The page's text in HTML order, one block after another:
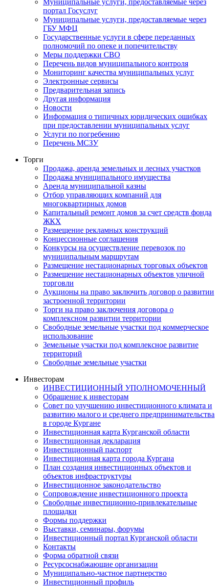
Муниципальные услуги, предоставляемые через
портал Госуслуг
Муниципальные услуги, предоставляемые через
ГБУ МФЦ
Государственные услуги в сфере переданных
полномочий по опеке и попечительству
Меры поддержки СВО
Перечень видов муниципального контроля
Мониторинг качества муниципальных услуг
Электронные сервисы
Предварительная запись
Другая информация
Новости
Информация о типичных юридических ошибках
при предоставлении муниципальных услуг
Услуги по погребению
Перечень МСЗУ
Торги
Продажа, аренда земельных и лесных участков
Продажа муниципального имущества
Аренда муниципальной казны
Отбор управляющих компаний для
многоквартирных домов
Капитальный ремонт домов за счет средств фонда
ЖКХ
Размещение рекламных конструкций
Концессионные соглашения
Конкурсы на осуществление перевозок по
муниципальным маршрутам
Размещение нестационарных торговых объектов
Размещение нестационарных объектов уличной
торговли
Аукционы на право заключить договор о развитии
застроенной территории
Торги на право заключения договора о
комплексном развитии территории
Свободные земельные участки под коммерческое
использование
Земельные участки под комплексное развитие
территорий
Свободные земельные участки
Инвесторам
ИНВЕСТИЦИОННЫЙ УПОЛНОМОЧЕННЫЙ
Обращение к инвесторам
Совет по улучшению инвестиционного климата и
развитию малого и среднего предпринимательства
в городе Кургане
Инвестиционная карта Курганской области
Инвестиционная декларация
Инвестиционный паспорт
Инвестиционная карта города Кургана
План создания инвестиционных объектов и
объектов инфраструктуры
Инвестиционное законодательство
Сопровождение инвестиционного проекта
Свободные инвестиционно-привлекательные
площадки
Формы поддержки
Выставки, семинары, форумы
Инвестиционный портал Курганской области
Контакты
Форма обратной связи
Ресурсоснабжающие организации
Муниципально-частное партнерство
Инвестиционный профиль